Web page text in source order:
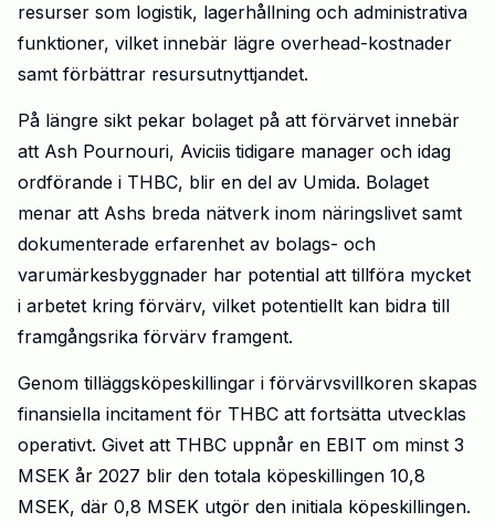
resurser som logistik, lagerhållning och administrativa
funktioner, vilket innebär lägre overhead-kostnader
samt förbättrar resursutnyttjandet.
På längre sikt pekar bolaget på att förvärvet innebär
att Ash Pournouri, Aviciis tidigare manager och idag
ordförande i THBC, blir en del av Umida. Bolaget
menar att Ashs breda nätverk inom näringslivet samt
dokumenterade erfarenhet av bolags- och
varumärkesbyggnader har potential att tillföra mycket
i arbetet kring förvärv, vilket potentiellt kan bidra till
framgångsrika förvärv framgent.
Genom tilläggsköpeskillingar i förvärvsvillkoren skapas
finansiella incitament för THBC att fortsätta utvecklas
operativt. Givet att THBC uppnår en EBIT om minst 3
MSEK år 2027 blir den totala köpeskillingen 10,8
MSEK, där 0,8 MSEK utgör den initiala köpeskillingen.